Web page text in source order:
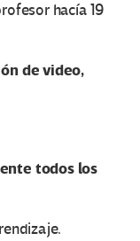
hacía 19
de video,
todos los